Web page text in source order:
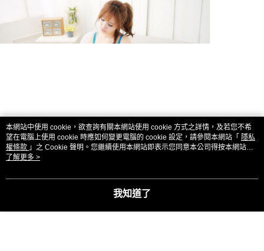
本網站中使用 cookie，欲查詢有關本網站使用 cookie 方式之詳情，及若您不希
望在電腦上使用 cookie 時應如何變更電腦的 cookie 設定，請參閱本網站「 隱私
權條款 」之 Cookie 聲明。您繼續使用本網站即表示您同意本公司得按本網站使
用條款之 Cookie 聲明使用 cookie。
了解更多 >
我知道了